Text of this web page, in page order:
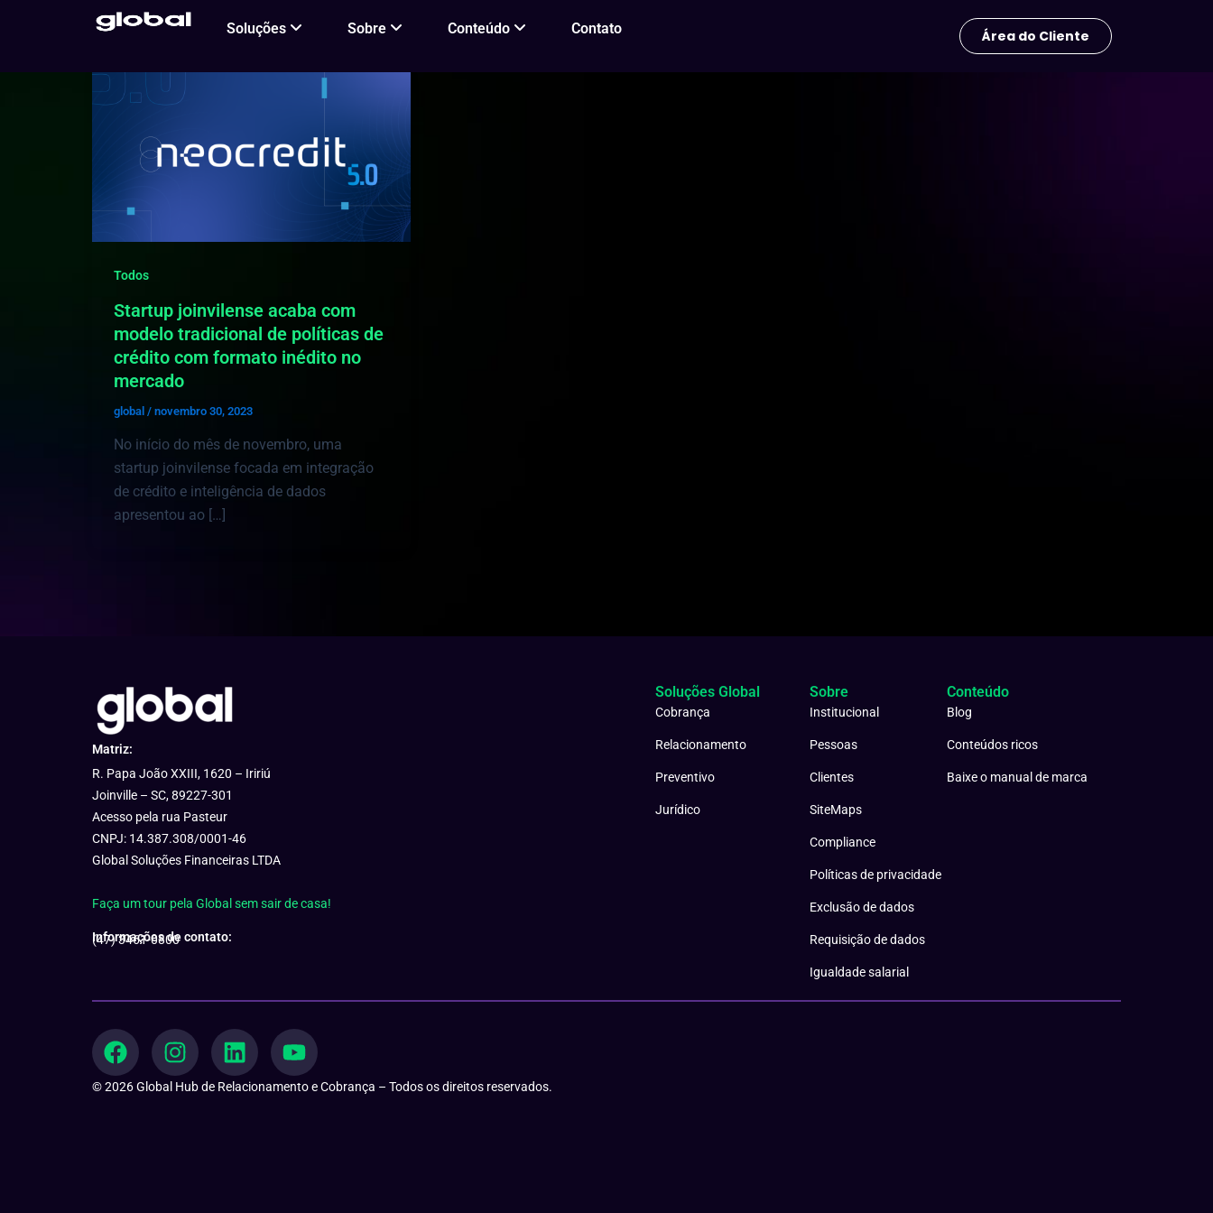
Soluções Sobre Conteúdo Contato Área do Cliente
Todos
Startup joinvilense acaba com
modelo tradicional de políticas de
crédito com formato inédito no
mercado
global / novembro 30, 2023
No início do mês de novembro, uma
startup joinvilense focada em integração
de crédito e inteligência de dados
apresentou ao […]
Matriz:
R. Papa João XXIII, 1620 – Iririú
Joinville – SC, 89227-301
Acesso pela rua Pasteur
CNPJ: 14.387.308/0001-46
Global Soluções Financeiras LTDA
Faça um tour pela Global sem sair de casa!
Informações de contato:
(47) 3461-0800
Soluções Global
Cobrança
Relacionamento
Preventivo
Jurídico
Sobre
Institucional
Pessoas
Clientes
SiteMaps
Compliance
Políticas de privacidade
Exclusão de dados
Requisição de dados
Igualdade salarial
Conteúdo
Blog
Conteúdos ricos
Baixe o manual de marca
F
a
c
I
n
s
L
i
n
Y
o
u
© 2026 Global Hub de Relacionamento e Cobrança – Todos os direitos reservados.